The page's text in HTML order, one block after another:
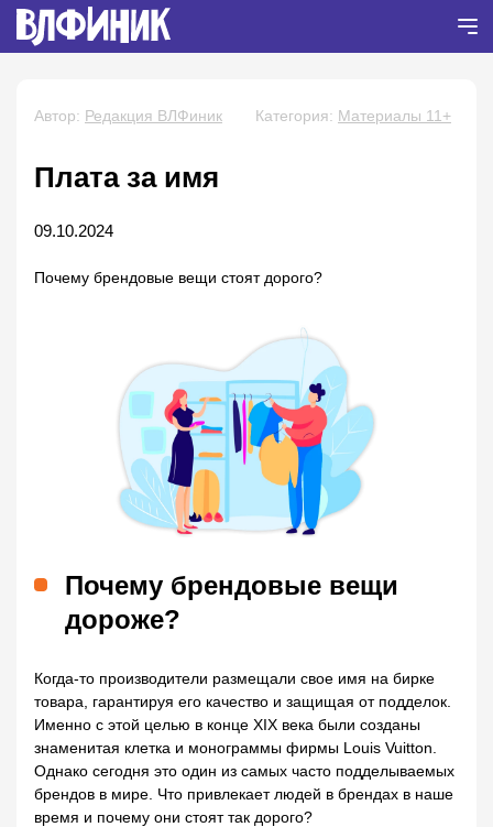
Автор: Редакция ВЛФиник Категория: Материалы 11+
Плата за имя
09.10.2024
Почему брендовые вещи стоят дорого?
Почему брендовые вещи
дороже?
Когда-то производители размещали свое имя на бирке
товара, гарантируя его качество и защищая от подделок.
Именно с этой целью в конце XIX века были созданы
знаменитая клетка и монограммы фирмы Louis Vuitton.
Однако сегодня это один из самых часто подделываемых
брендов в мире. Что привлекает людей в брендах в наше
время и почему они стоят так дорого?